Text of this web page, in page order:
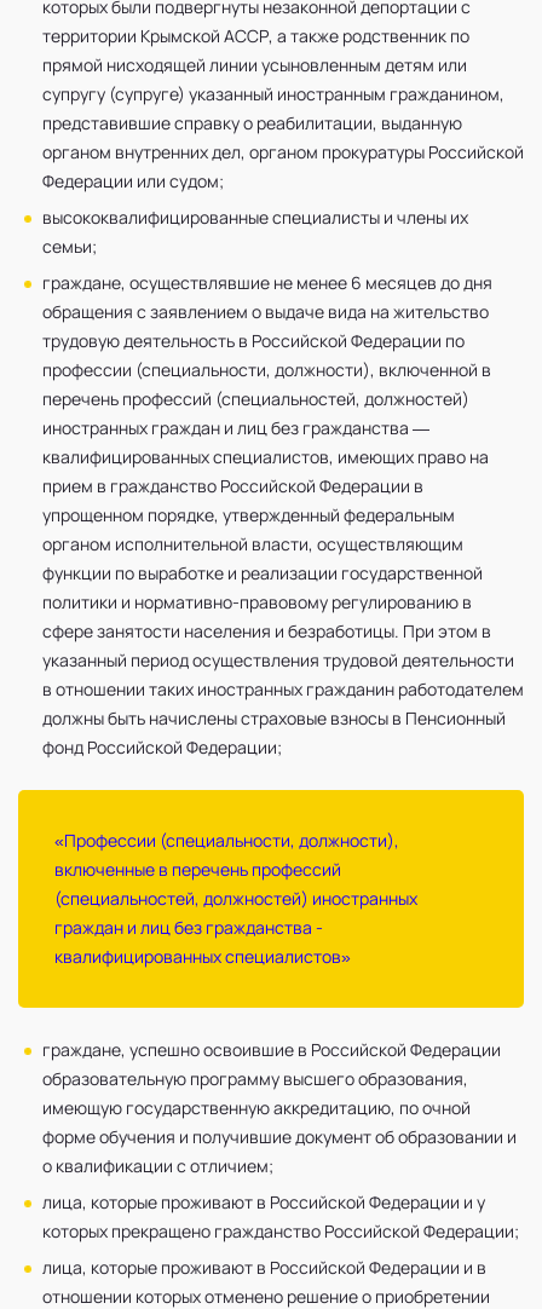
которых были подвергнуты незаконной депортации с
территории Крымской АССР, а также родственник по
прямой нисходящей линии усыновленным детям или
супругу (супруге) указанный иностранным гражданином,
представившие справку о реабилитации, выданную
органом внутренних дел, органом прокуратуры Российской
Федерации или судом;
высококвалифицированные специалисты и члены их
семьи;
граждане, осуществлявшие не менее 6 месяцев до дня
обращения с заявлением о выдаче вида на жительство
трудовую деятельность в Российской Федерации по
профессии (специальности, должности), включенной в
перечень профессий (специальностей, должностей)
иностранных граждан и лиц без гражданства —
квалифицированных специалистов, имеющих право на
прием в гражданство Российской Федерации в
упрощенном порядке, утвержденный федеральным
органом исполнительной власти, осуществляющим
функции по выработке и реализации государственной
политики и нормативно-правовому регулированию в
сфере занятости населения и безработицы. При этом в
указанный период осуществления трудовой деятельности
в отношении таких иностранных гражданин работодателем
должны быть начислены страховые взносы в Пенсионный
фонд Российской Федерации;
«Профессии (специальности, должности),
включенные в перечень профессий
(специальностей, должностей) иностранных
граждан и лиц без гражданства -
квалифицированных специалистов»
граждане, успешно освоившие в Российской Федерации
образовательную программу высшего образования,
имеющую государственную аккредитацию, по очной
форме обучения и получившие документ об образовании и
о квалификации с отличием;
лица, которые проживают в Российской Федерации и у
которых прекращено гражданство Российской Федерации;
лица, которые проживают в Российской Федерации и в
отношении которых отменено решение о приобретении